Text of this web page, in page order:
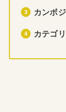
カンボ
カテゴ